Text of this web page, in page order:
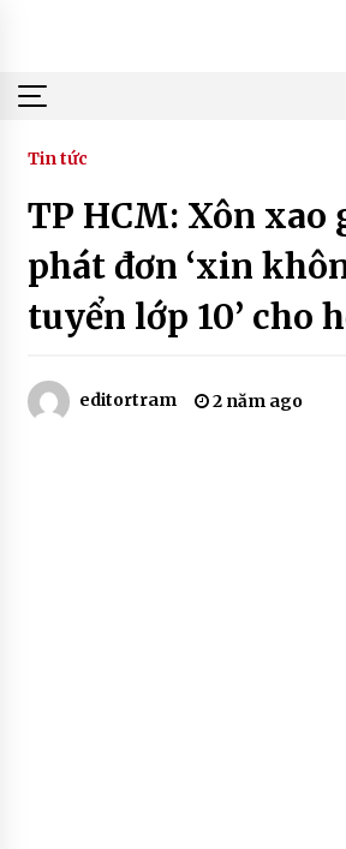
Tin tức
TP HCM: Xôn xao
phát đơn ‘xin
tuyển lớp 10’ cho
editortram 2 năm ago